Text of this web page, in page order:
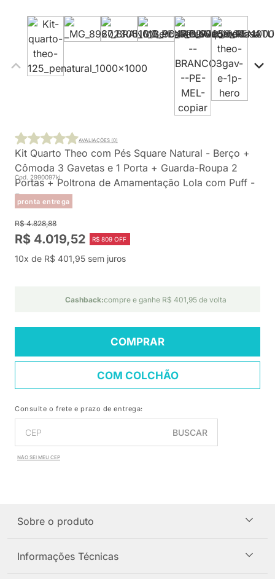
Kit Quarto Theo com Pés Square Natural - Berço +
Cômoda 3 Gavetas e 1 Porta + Guarda-Roupa 2
Portas + Poltrona de Amamentação Lola com Puff -
Branco
Cod. 2990097ki
pronta entrega
AVALIAÇÕES (0)
R$ 4.828,88
R$ 4.019,52 R$ 809 OFF
10x de R$ 401,95 sem juros
Cashback:compre e ganhe R$ 401,95 de volta
COMPRAR
COM COLCHÃO
Consulte o frete e prazo de entrega:
BUSCAR
NÃO SEI MEU CEP
Sobre o produto
Informações Técnicas